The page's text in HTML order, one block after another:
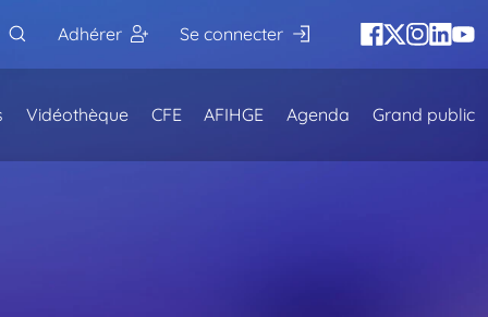
Adhérer Se connecter
Vidéothèque CFE AFIHGE Agenda Grand public